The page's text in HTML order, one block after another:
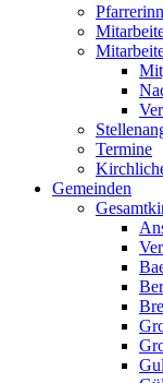
Termine
Gemeinden